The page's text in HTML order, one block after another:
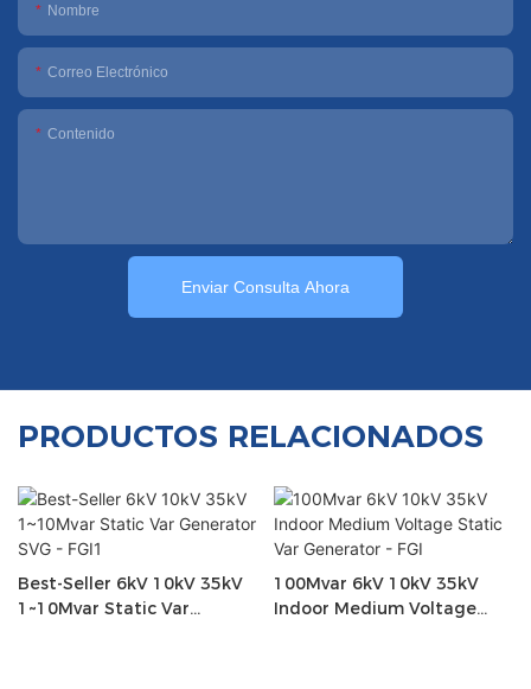
Nombre
Correo Electrónico
Contenido
Enviar Consulta Ahora
PRODUCTOS RELACIONADOS
Best-Seller 6kV 10kV 35kV
1~10Mvar Static Var
100Mvar 6kV 10kV 35kV
Indoor Medium Voltage